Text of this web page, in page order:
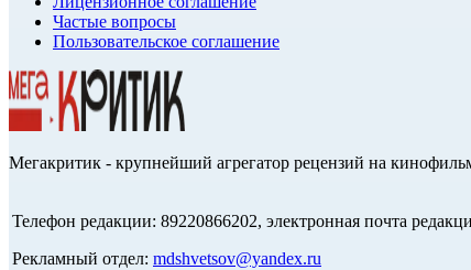
Частые вопросы
Пользовательское соглашение
Мегакритик - крупнейший агрегатор рецензий на
Телефон редакции: 89220866202, электронная почта
Рекламный отдел: mdshvetsov@yandex.ru